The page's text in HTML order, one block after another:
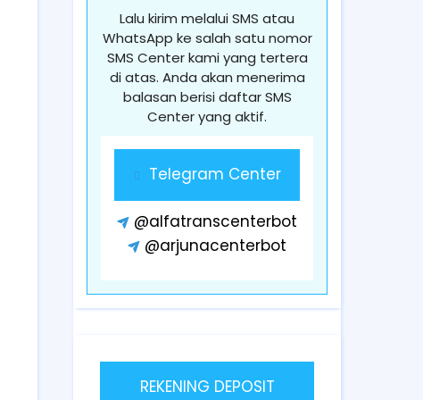
Lalu kirim melalui SMS atau
WhatsApp ke salah satu nomor
SMS Center kami yang tertera
di atas. Anda akan menerima
balasan berisi daftar SMS
Center yang aktif.
Telegram Center
@alfatranscenterbot
@arjunacenterbot
REKENING DEPOSIT